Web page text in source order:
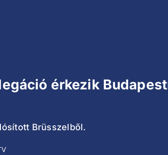
érkezik
Brüsszelből.